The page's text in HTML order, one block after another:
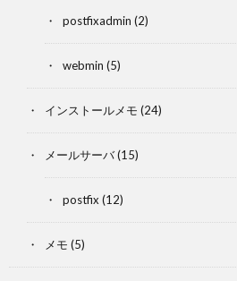
postfixadmin (2)
webmin (5)
インストールメモ (24)
メールサーバ(15)
postfix (12)
メモ (5)